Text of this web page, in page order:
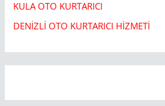
KULA OTO KURTARICI​
DENİZLİ OTO KURTARICI HİZMETİ